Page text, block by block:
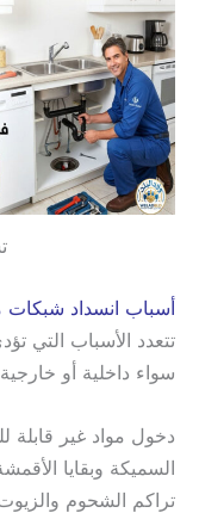
أسباب انسداد
تتعدد الأسباب التي
سواء داخلية أو
دخول مواد غير قابلة
السميكة وبقايا
تراكم الشحوم